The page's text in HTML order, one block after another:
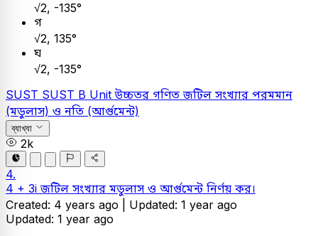
√2, -135°
গ
√2, 135°
ঘ
√2, -135°
SUST SUST B Unitউচ্চতর গণিতজটিল সংখ্যার পরমমান
(মডুলাস) ও নতি (আর্গুমেন্ট)
ব্যাখ্যা
2k
4.
4 + 3i জটিল সংখ্যার মডুলাস ও আর্গুমেন্ট নির্ণয় কর।
Created: 4 years ago | Updated: 1 year ago
Updated: 1 year ago